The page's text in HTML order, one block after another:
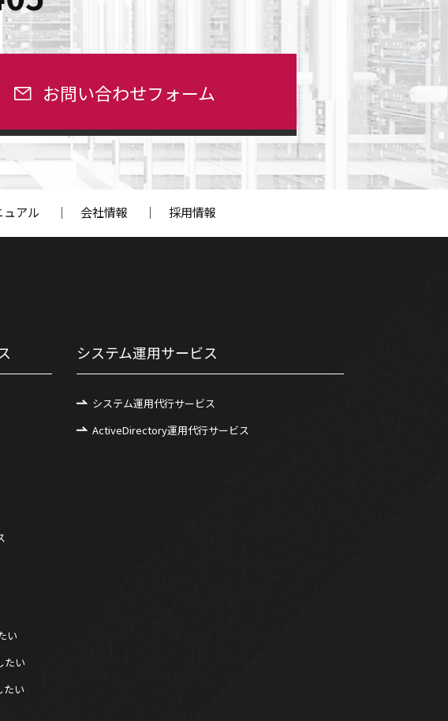
お問い合わせフォーム
ュアル ｜ 会社情報 ｜ 採用情報
い
たい
たい
システム運用サービス
システム運用代行サービス
ActiveDirectory運用代行サービス